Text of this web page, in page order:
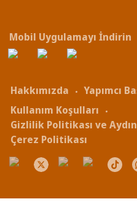
Mobil Uygulamayı İndirin
Hakkımızda Yapımcı
Kullanım Koşulları
Gizlilik Politikası ve
Çerez Politikası